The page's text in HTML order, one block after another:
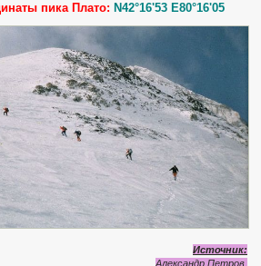
пика Плато: N42°16'53 E80°16'05
Источник:
Александр Петров.